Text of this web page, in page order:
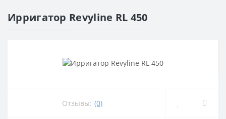
Ирригатор Revyline RL 450
Отзывы: (0)